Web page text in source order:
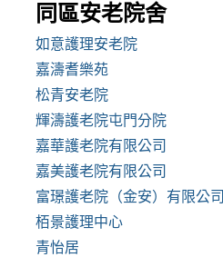
同區安老院舍
如意護理安老院
嘉濤耆樂苑
松青安老院
輝濤護老院屯門分院
嘉華護老院有限公司
嘉美護老院有限公司
富璟護老院（金安）有限公司
栢景護理中心
青怡居